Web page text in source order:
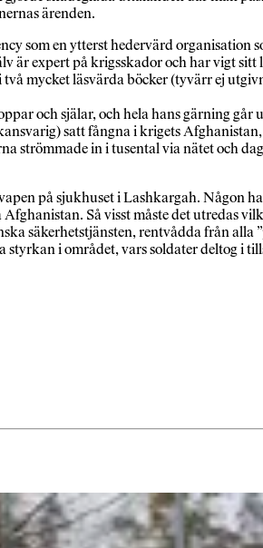
ärenden.
som en ytterst hedervärd
är expert på krigsskador och har vigt
mycket läsvärda böcker (tyvärr ej
och själar, och hela hans gärning
satt fångna i krigets
strömmade in i tusental via nätet och
på sjukhuset i Lashkargah. Någon
Så visst måste det utredas
säkerhetstjänsten, rentvådda från
i området, vars soldater deltog i